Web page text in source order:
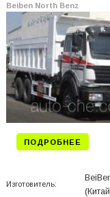
Beiben North Benz
ПОДРОБНЕЕ
Изготовитель: